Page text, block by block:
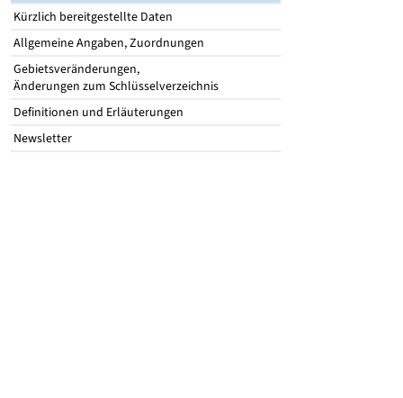
Kürzlich bereitgestellte Daten
Allgemeine Angaben, Zuordnungen
Gebietsveränderungen,
Änderungen zum Schlüsselverzeichnis
Definitionen und Erläuterungen
Newsletter